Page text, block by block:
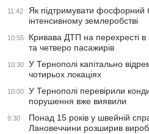
11:42
Як підтримувати фосфорний
інтенсивному землеробстві
10:55
Кривава ДТП на перехресті в
та четверо пасажирів
10:30
У Тернополі капітально
чотирьох локаціях
10:00
У Тернополі перевірили
порушення вже виявили
9:30
Понад 15 років у швейній
Лановеччини розширив